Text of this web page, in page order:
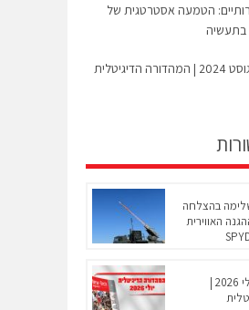
הטמעה אסטרטגית של
בתעשיה
בהצלחה
האווירית
ניו-טק מגזין | יולי 2026 |